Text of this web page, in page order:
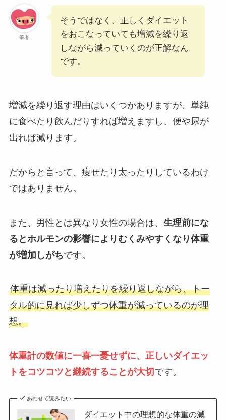
筆者
そうではなく、正しくダイエット
をおこなっていても増減を繰り返
しながら減っていくのが正解なん
です。
増減を繰り返す理由はいくつかありますが、単純
に食べたり飲んだりすれば増えますし、便や尿が
出れば減ります。
だからと言って、痩せたり太ったりしているわけ
ではありません。
また、男性とは異なり女性の場合は、 生理前にな
るとホルモンの影響によりむくみやすくなり体重
が増加しがちです。
体重は減ったり増えたりを繰り返しながら、トー
タル的に見れば少しずつ体重が減っているのが理
想。
体重計の数値に一喜一憂せずに、正しいダイエッ
トをコツコツと継続することが大切 です。
あわせて読みたい
ダイエット中の理想的な体重の減